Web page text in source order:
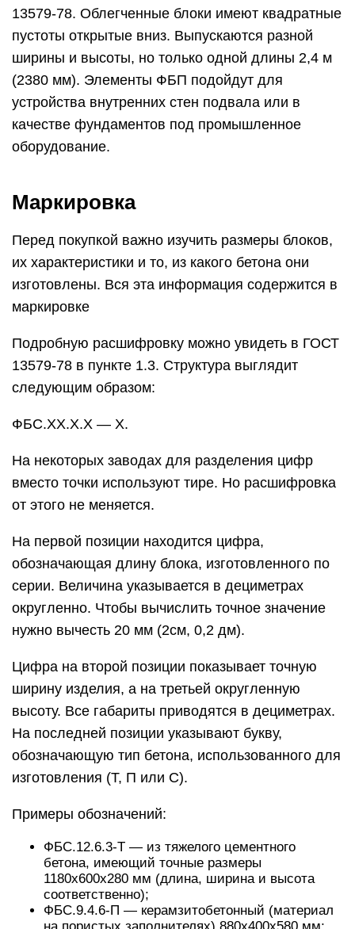
13579-78. Облегченные блоки имеют квадратные
пустоты открытые вниз. Выпускаются разной
ширины и высоты, но только одной длины 2,4 м
(2380 мм). Элементы ФБП подойдут для
устройства внутренних стен подвала или в
качестве фундаментов под промышленное
оборудование.
Маркировка
Перед покупкой важно изучить размеры блоков,
их характеристики и то, из какого бетона они
изготовлены. Вся эта информация содержится в
маркировке
Подробную расшифровку можно увидеть в ГОСТ
13579-78 в пункте 1.3. Структура выглядит
следующим образом:
ФБС.ХХ.Х.Х — Х.
На некоторых заводах для разделения цифр
вместо точки используют тире. Но расшифровка
от этого не меняется.
На первой позиции находится цифра,
обозначающая длину блока, изготовленного по
серии. Величина указывается в дециметрах
округленно. Чтобы вычислить точное значение
нужно вычесть 20 мм (2см, 0,2 дм).
Цифра на второй позиции показывает точную
ширину изделия, а на третьей округленную
высоту. Все габариты приводятся в дециметрах.
На последней позиции указывают букву,
обозначающую тип бетона, использованного для
изготовления (Т, П или С).
Примеры обозначений:
ФБС.12.6.3-Т — из тяжелого цементного
бетона, имеющий точные размеры
1180х600х280 мм (длина, ширина и высота
соответственно);
ФБС.9.4.6-П — керамзитобетонный (материал